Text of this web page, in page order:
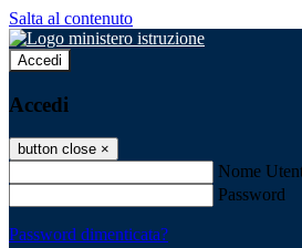
Salta al contenuto
Accedi
Accedi
button close ×
Nome
Password
Password dimenticata?